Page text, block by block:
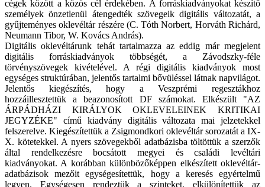
cégek között a közös cél érdekében. A forráskiadványokat készítő
személyek önzetlenül átengedték szövegeik digitális változatát, a
gyűjteményes oklevéltár részére (C. Tóth Norbert, Horváth Richárd,
Neumann Tibor, W. Kovács András).
Digitális oklevéltárunk tehát tartalmazza az eddig már megjelent
digitális forráskiadványok többségét, a Závodszky-féle
törvényszövegek kivételével. A régi digitális kiadványok most
egységes struktúrában, jelentős tartalmi bővüléssel látnak napvilágot.
Jelentős kiegészítés, hogy a Veszprémi regesztákhoz
hozzáillesztettük a beazonosított DF számokat. Elkészült "AZ
ÁRPÁDHÁZI KIRÁLYOK OKLEVELEINEK KRITIKAI
JEGYZÉKE" című kiadvány digitális változata mai jelzetekkel
felszerelve. Kiegészítettük a Zsigmondkori oklevéltár sorozatát a IX-
X. kötetekkel. A nyers szövegekből adatbázisba töltöttük a szerzők
által rendelkezésre bocsátott megyei és családi levéltári
kiadványokat. A korábban különbözőképpen elkészített oklevéltár-
adatbázisok mezőit egységesítettük, hogy a keresés egyértelmű
legyen. Egységesen rendeztük a szinteket, elkülönítettük az